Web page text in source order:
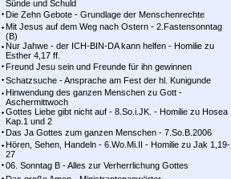
Sünde und Schuld
Die Zehn Gebote - Grundlage der Menschenrechte
Mit Jesus auf dem Weg nach Ostern - 2.Fastensonntag
(B)
Nur Jahwe - der ICH-BIN-DA kann helfen - Homilie zu
Esther 4,17 ff.
Freund Jesu sein und Freunde für ihn gewinnen
Schatzsuche - Ansprache am Fest der hl. Kunigunde
Hinwendung des ganzen Menschen zu Gott -
Aschermittwoch
Gottes Liebe gibt nicht auf - 8.So.i.JK. - Homilie zu Hosea
Kap.1 und 2
Das Ja Gottes zum ganzen Menschen - 7.So.B.2006
Hören, Sehen, Handeln - 6.Wo.Mi.II - Homilie zu Jak 1,19-
27
06. Sonntag B - Alles zur Verherrlichung Gottes